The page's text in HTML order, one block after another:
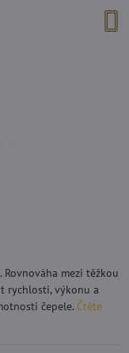
mezi těžkou
rychlosti, výkonu a
čepele. Čtěte